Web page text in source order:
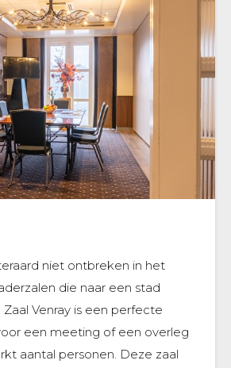
niet ontbreken in het
die naar een stad
Venray is een perfecte
een meeting of een overleg
aantal personen. Deze zaal